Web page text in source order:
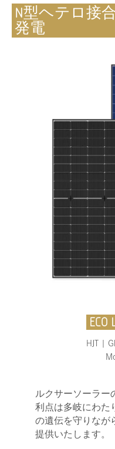
N型ヘテロ接
発電
ECO
HJT |
ルクサーソーラー
利点は多岐にわた
の遺伝を守りなが
提供いたします。